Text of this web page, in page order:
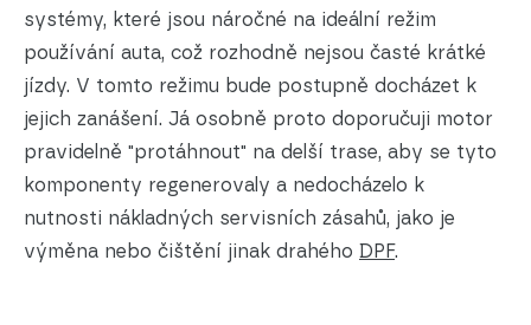
systémy, které jsou náročné na ideální režim
používání auta, což rozhodně nejsou časté krátké
jízdy. V tomto režimu bude postupně docházet k
jejich zanášení. Já osobně proto doporučuji motor
pravidelně "protáhnout" na delší trase, aby se tyto
komponenty regenerovaly a nedocházelo k
nutnosti nákladných servisních zásahů, jako je
výměna nebo čištění jinak drahého DPF.